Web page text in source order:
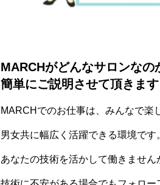
MARCHがどんなサロンなの
簡単にご説明させて頂きます
MARCHでのお仕事は、みんなで楽
男女共に幅広く活躍できる環境です
あなたの技術を活かして働きません